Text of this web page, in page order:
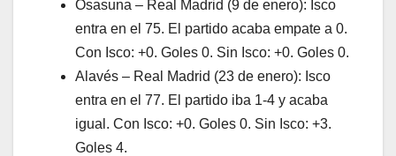
Osasuna – Real Madrid (9 de enero): Isco
entra en el 75. El partido acaba empate a 0.
Con Isco: +0. Goles 0. Sin Isco: +0. Goles 0.
Alavés – Real Madrid (23 de enero): Isco
entra en el 77. El partido iba 1-4 y acaba
igual. Con Isco: +0. Goles 0. Sin Isco: +3.
Goles 4.